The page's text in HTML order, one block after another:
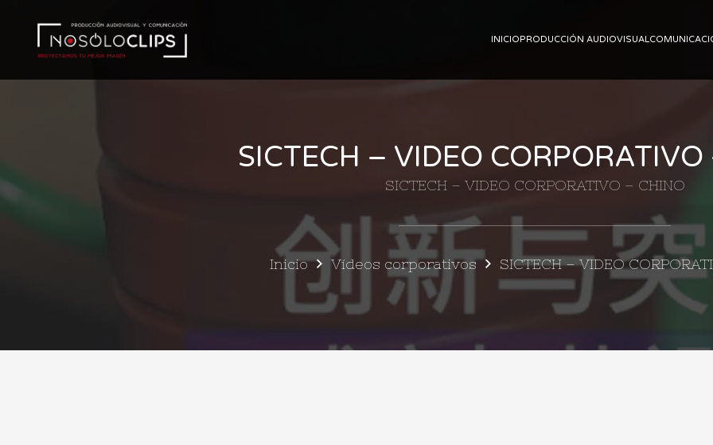
INICIOPRODUCCIÓN AUDIOVISUAL
SICTECH – VIDEO
SICTECH – VIDEO CORPORATIVO – CHINO
Inicio Vídeos corporativos SICTECH – VIDEO